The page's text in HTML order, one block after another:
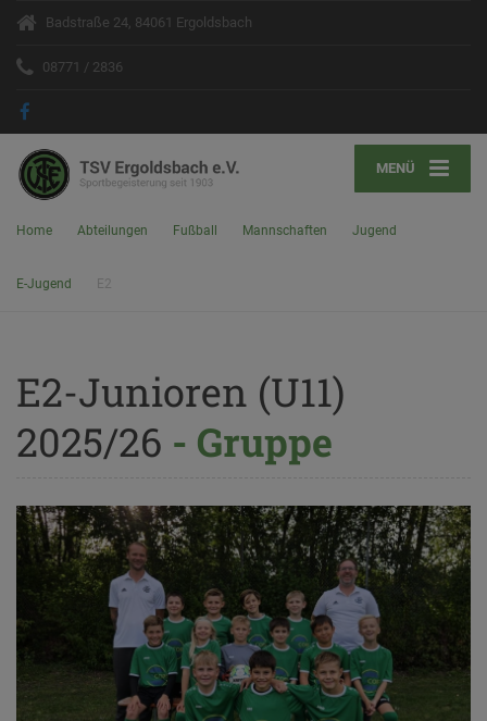
Badstraße 24, 84061 Ergoldsbach
08771 / 2836
MENÜ
Home Abteilungen Fußball Mannschaften Jugend
E-Jugend E2
E2-Junioren (U11)
2025/26 - Gruppe